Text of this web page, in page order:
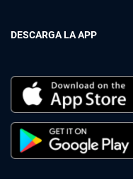
DESCARGA LA APP